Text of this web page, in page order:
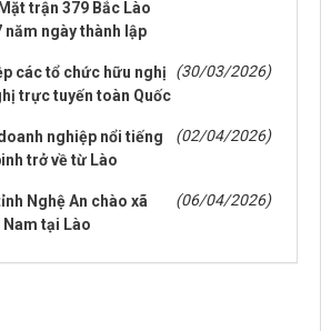
trận 379 Bắc Lào
năm ngày thành lập
các tổ chức hữu nghị
trực tuyến toàn Quốc
(30/03/2026)
nghiệp nổi tiếng
trở về từ Lào
(02/04/2026)
Nghệ An chào xã
tại Lào
(06/04/2026)